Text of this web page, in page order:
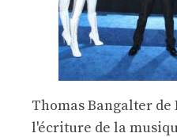
Thomas Bangalter de
l'écriture de la